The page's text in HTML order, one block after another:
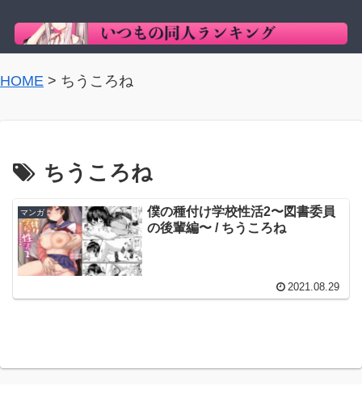
HOME > ちうころね
ちうころね
マンガ
僕の種付け学校性活2〜図書委員
の後輩編〜 / ちうころね
2021.08.29